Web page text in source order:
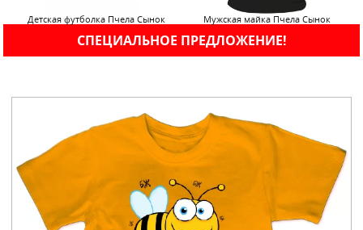
Детская футболка Пчела Сынок Мужская майка Пчела Сынок
СПЕЦИАЛЬНОЕ ПРЕДЛОЖЕНИЕ!